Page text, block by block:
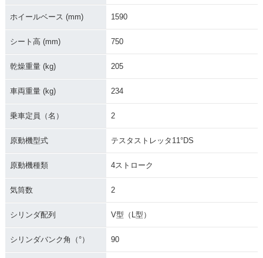
ホイールベース (mm) 1590
シート高 (mm) 750
乾燥重量 (kg) 205
車両重量 (kg) 234
乗車定員（名） 2
原動機型式 テスタストレッタ11°DS
原動機種類 4ストローク
気筒数 2
シリンダ配列 V型（L型）
シリンダバンク角（°） 90